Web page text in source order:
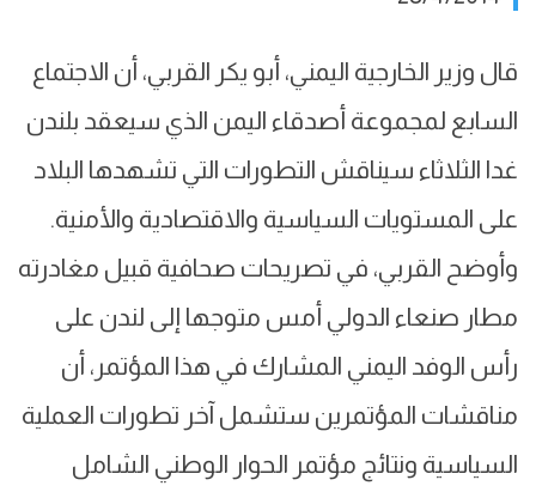
قال وزير الخارجية اليمني، أبو يكر القربي، أن الاجتماع
السابع لمجموعة أصدقاء اليمن الذي سيعقد بلندن
غدا الثلاثاء سيناقش التطورات التي تشهدها البلاد
على المستويات السياسية والاقتصادية والأمنية.
وأوضح القربي، في تصريحات صحافية قبيل مغادرته
مطار صنعاء الدولي أمس متوجها إلى لندن على
رأس الوفد اليمني المشارك في هذا المؤتمر، أن
مناقشات المؤتمرين ستشمل آخر تطورات العملية
السياسية ونتائج مؤتمر الحوار الوطني الشامل